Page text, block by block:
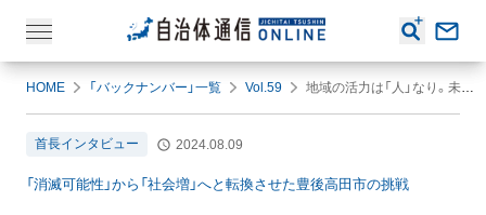
HOME 「バックナンバー」一覧 Vol.59 地域の活力は「人」なり。未来への投資なくして人口増はない
首長インタビュー 2024.08.09
「消滅可能性」から「社会増」へと転換させた豊後高田市の挑戦